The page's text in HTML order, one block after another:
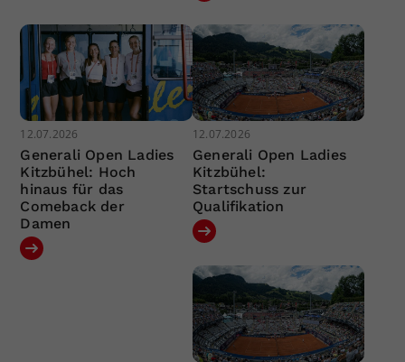
12.07.2026
Generali Open Ladies
Kitzbühel: Hoch
hinaus für das
Comeback der
Damen
12.07.2026
Generali Open Ladies
Kitzbühel:
Startschuss zur
Qualifikation